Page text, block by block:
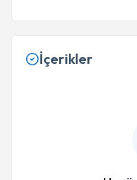
İçerikler